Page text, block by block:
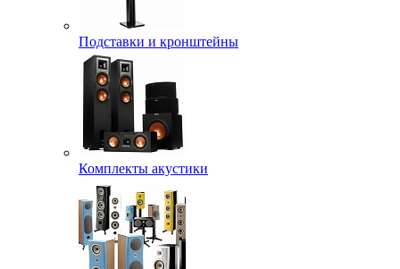
Подставки и кронштейны
Комплекты акустики